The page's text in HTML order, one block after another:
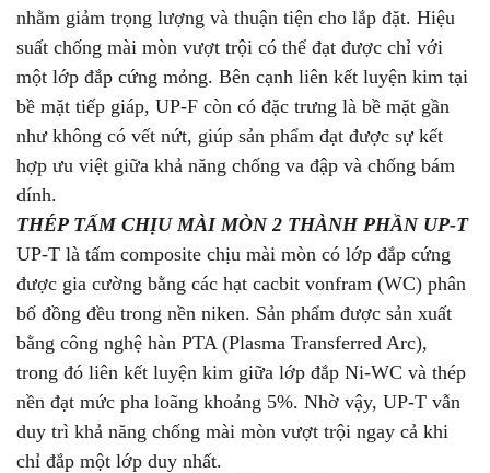
nhằm giảm trọng lượng và thuận tiện cho lắp đặt. Hiệu
suất chống mài mòn vượt trội có thể đạt được chỉ với
một lớp đắp cứng mỏng. Bên cạnh liên kết luyện kim tại
bề mặt tiếp giáp, UP-F còn có đặc trưng là bề mặt gần
như không có vết nứt, giúp sản phẩm đạt được sự kết
hợp ưu việt giữa khả năng chống va đập và chống bám
dính.
THÉP TẤM CHỊU MÀI MÒN 2 THÀNH PHẦN UP-T
UP-T là tấm composite chịu mài mòn có lớp đắp cứng
được gia cường bằng các hạt cacbit vonfram (WC) phân
bố đồng đều trong nền niken. Sản phẩm được sản xuất
bằng công nghệ hàn PTA (Plasma Transferred Arc),
trong đó liên kết luyện kim giữa lớp đắp Ni-WC và thép
nền đạt mức pha loãng khoảng 5%. Nhờ vậy, UP-T vẫn
duy trì khả năng chống mài mòn vượt trội ngay cả khi
chỉ đắp một lớp duy nhất.